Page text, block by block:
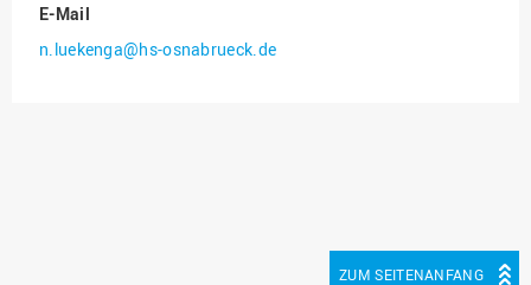
Hochschulplanung/-
strategie
E-Mail
n.luekenga@hs-osnabrueck.de
ZUM SEITENANFANG